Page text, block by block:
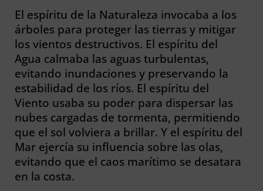
El espíritu de la Naturaleza invocaba a los
árboles para proteger las tierras y mitigar
los vientos destructivos. El espíritu del
Agua calmaba las aguas turbulentas,
evitando inundaciones y preservando la
estabilidad de los ríos. El espíritu del
Viento usaba su poder para dispersar las
nubes cargadas de tormenta, permitiendo
que el sol volviera a brillar. Y el espíritu del
Mar ejercía su influencia sobre las olas,
evitando que el caos marítimo se desatara
en la costa.